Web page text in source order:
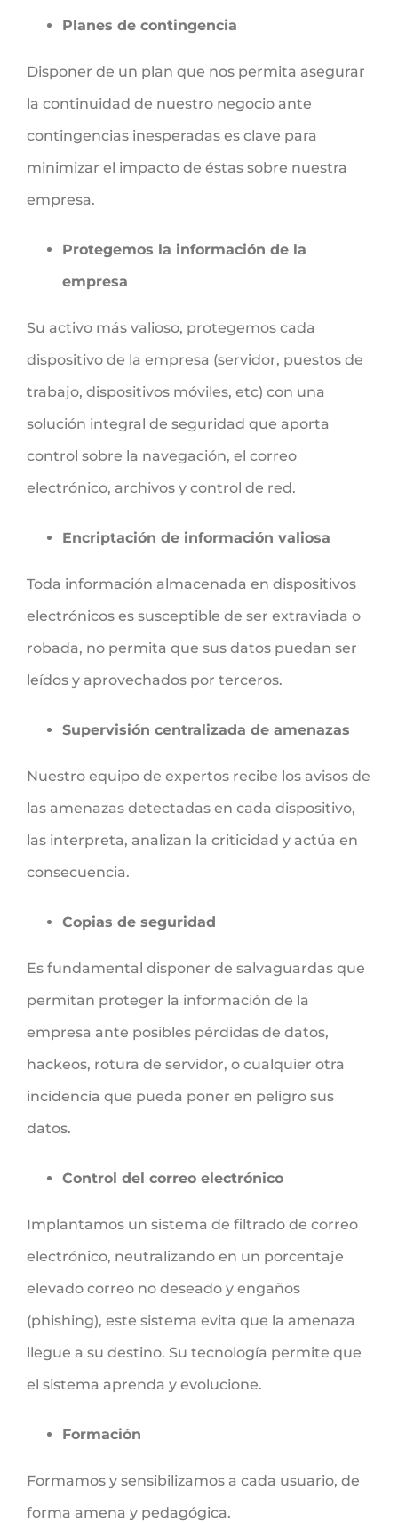
Planes de contingencia
Disponer de un plan que nos permita asegurar
la continuidad de nuestro negocio ante
contingencias inesperadas es clave para
minimizar el impacto de éstas sobre nuestra
empresa.
Protegemos la información de la
empresa
Su activo más valioso, protegemos cada
dispositivo de la empresa (servidor, puestos de
trabajo, dispositivos móviles, etc) con una
solución integral de seguridad que aporta
control sobre la navegación, el correo
electrónico, archivos y control de red.
Encriptación de información valiosa
Toda información almacenada en dispositivos
electrónicos es susceptible de ser extraviada o
robada, no permita que sus datos puedan ser
leídos y aprovechados por terceros.
Supervisión centralizada de amenazas
Nuestro equipo de expertos recibe los avisos de
las amenazas detectadas en cada dispositivo,
las interpreta, analizan la criticidad y actúa en
consecuencia.
Copias de seguridad
Es fundamental disponer de salvaguardas que
permitan proteger la información de la
empresa ante posibles pérdidas de datos,
hackeos, rotura de servidor, o cualquier otra
incidencia que pueda poner en peligro sus
datos.
Control del correo electrónico
Implantamos un sistema de filtrado de correo
electrónico, neutralizando en un porcentaje
elevado correo no deseado y engaños
(phishing), este sistema evita que la amenaza
llegue a su destino. Su tecnología permite que
el sistema aprenda y evolucione.
Formación
Formamos y sensibilizamos a cada usuario, de
forma amena y pedagógica.